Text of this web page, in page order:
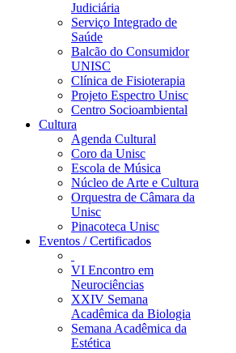
Judiciária
Serviço Integrado de
Saúde
Balcão do Consumidor
UNISC
Clínica de Fisioterapia
Projeto Espectro Unisc
Centro Socioambiental
Cultura
Agenda Cultural
Coro da Unisc
Escola de Música
Núcleo de Arte e Cultura
Orquestra de Câmara da
Unisc
Pinacoteca Unisc
Eventos / Certificados
VI Encontro em
Neurociências
XXIV Semana
Acadêmica da Biologia
Semana Acadêmica da
Estética